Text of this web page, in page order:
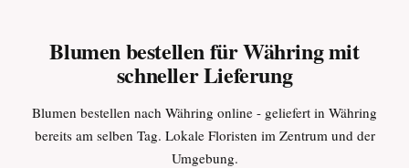
Blumen bestellen für Währing mit
schneller Lieferung
Blumen bestellen nach Währing online - geliefert in Währing
bereits am selben Tag. Lokale Floristen im Zentrum und der
Umgebung.